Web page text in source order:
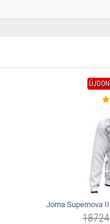
Joma Supernova